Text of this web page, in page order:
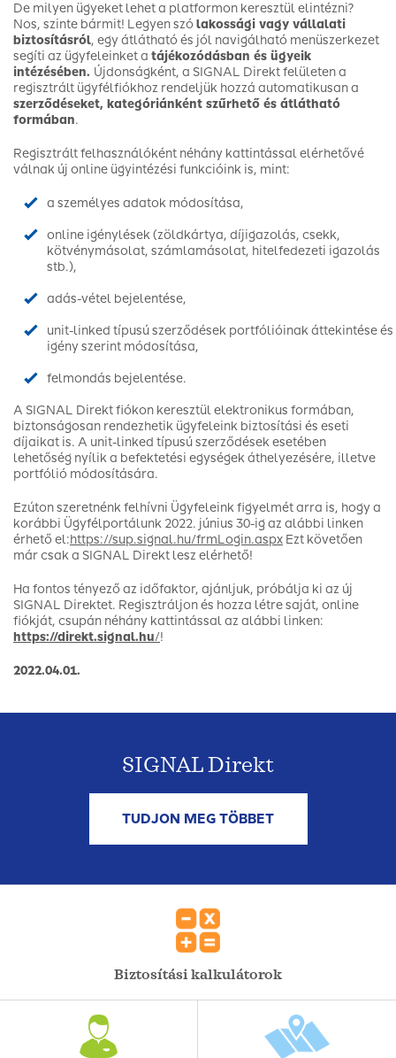
De milyen ügyeket lehet a platformon keresztül elintézni?
Nos, szinte bármit! Legyen szó lakossági vagy vállalati
biztosításról, egy átlátható és jól navigálható menüszerkezet
segíti az ügyfeleinket a tájékozódásban és ügyeik
intézésében. Újdonságként, a SIGNAL Direkt felületen a
regisztrált ügyfélfiókhoz rendeljük hozzá automatikusan a
szerződéseket, kategóriánként szűrhető és átlátható
formában.
Regisztrált felhasználóként néhány kattintással elérhetővé
válnak új online ügyintézési funkcióink is, mint:
a személyes adatok módosítása,
online igénylések (zöldkártya, díjigazolás, csekk,
kötvénymásolat, számlamásolat, hitelfedezeti igazolás
stb.),
adás-vétel bejelentése,
unit-linked típusú szerződések portfólióinak áttekintése és
igény szerint módosítása,
felmondás bejelentése.
A SIGNAL Direkt fiókon keresztül elektronikus formában,
biztonságosan rendezhetik ügyfeleink biztosítási és eseti
díjaikat is. A unit-linked típusú szerződések esetében
lehetőség nyílik a befektetési egységek áthelyezésére, illetve
portfólió módosítására.
Ezúton szeretnénk felhívni Ügyfeleink figyelmét arra is, hogy a
korábbi Ügyfélportálunk 2022. június 30-ig az alábbi linken
érhető el:https://sup.signal.hu/frmLogin.aspx Ezt követően
már csak a SIGNAL Direkt lesz elérhető!
Ha fontos tényező az időfaktor, ajánljuk, próbálja ki az új
SIGNAL Direktet. Regisztráljon és hozza létre saját, online
fiókját, csupán néhány kattintással az alábbi linken:
https://direkt.signal.hu/!
2022.04.01.
SIGNAL Direkt
TUDJON MEG TÖBBET
Biztosítási kalkulátorok